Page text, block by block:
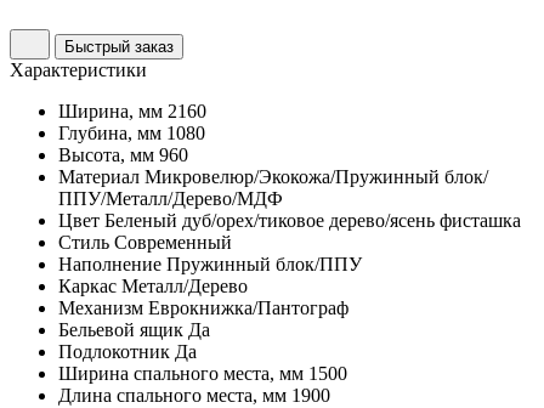
Быстрый заказ
Характеристики
Ширина, мм 2160
Глубина, мм 1080
Высота, мм 960
Материал Микровелюр/Экокожа/Пружинный блок/
ППУ/Металл/Дерево/МДФ
Цвет Беленый дуб/орех/тиковое дерево/ясень фисташка
Стиль Современный
Наполнение Пружинный блок/ППУ
Каркас Металл/Дерево
Механизм Еврокнижка/Пантограф
Бельевой ящик Да
Подлокотник Да
Ширина спального места, мм 1500
Длина спального места, мм 1900